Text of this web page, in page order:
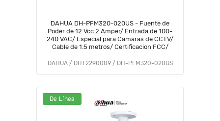
DAHUA DH-PFM320-020US - Fuente de
Poder de 12 Vcc 2 Amper/ Entrada de 100-
240 VAC/ Especial para Camaras de CCTV/
Cable de 1.5 metros/ Certificacion FCC/
DAHUA / DHT2290009 / DH-PFM320-020US
De Línea